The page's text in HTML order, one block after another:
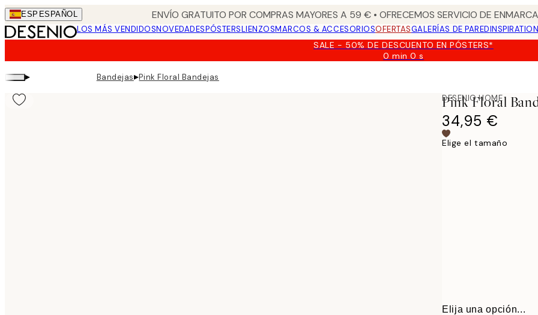
Skip
to
main
ESP ESPAÑOL ENVÍO GRATUITO POR COMPRAS MAYORES A 59 € • OFRECEMOS SERVICIO DE
LOS MÁS VENDIDOSNOVEDADESPÓSTERSLIENZOSMARCOS & ACCESORIOSOFERTASGALERÍAS DE PARED
SALE - 50% DE DESCUENTO EN PÓSTERS*
0 min0 s
Válido
▸ Bandejas▸Pink Floral Bandejas
DESENIO HOME
Pink Floral
34,95 €
Elige el tamaño
Elija una opción...